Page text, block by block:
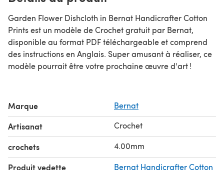
Garden Flower Dishcloth in Bernat Handicrafter Cotton
Prints est un modèle de Crochet gratuit par Bernat,
disponible au format PDF téléchargeable et comprend
des instructions en Anglais. Super amusant à réaliser, ce
modèle pourrait être votre prochaine œuvre d'art !
Marque Bernat
Artisanat Crochet
crochets 4.00mm
Produit vedette
Bernat Handicrafter Cotton